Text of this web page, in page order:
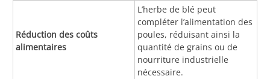
Réduction des coûts
alimentaires
L’herbe de blé peut
compléter l’alimentation des
poules, réduisant ainsi la
quantité de grains ou de
nourriture industrielle
nécessaire.